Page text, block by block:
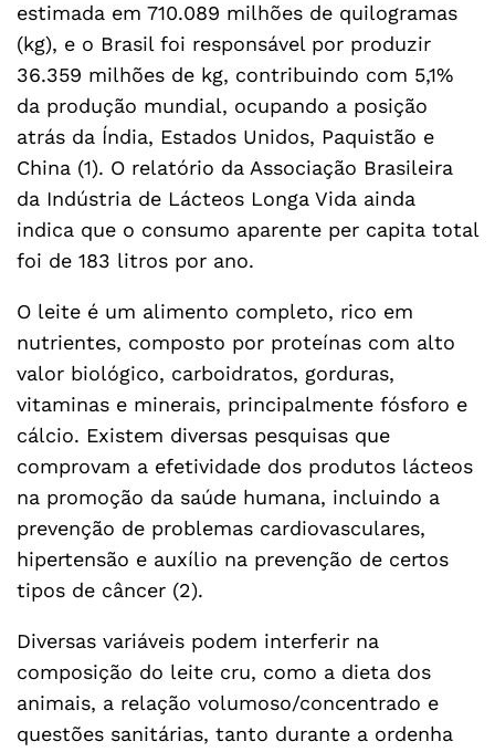
estimada em 710.089 milhões de quilogramas
(kg), e o Brasil foi responsável por produzir
36.359 milhões de kg, contribuindo com 5,1%
da produção mundial, ocupando a posição
atrás da Índia, Estados Unidos, Paquistão e
China (1). O relatório da Associação Brasileira
da Indústria de Lácteos Longa Vida ainda
indica que o consumo aparente per capita total
foi de 183 litros por ano.
O leite é um alimento completo, rico em
nutrientes, composto por proteínas com alto
valor biológico, carboidratos, gorduras,
vitaminas e minerais, principalmente fósforo e
cálcio. Existem diversas pesquisas que
comprovam a efetividade dos produtos lácteos
na promoção da saúde humana, incluindo a
prevenção de problemas cardiovasculares,
hipertensão e auxílio na prevenção de certos
tipos de câncer (2).
Diversas variáveis podem interferir na
composição do leite cru, como a dieta dos
animais, a relação volumoso/concentrado e
questões sanitárias, tanto durante a ordenha